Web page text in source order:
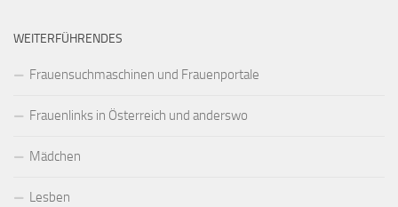
WEITERFÜHRENDES
Frauensuchmaschinen und Frauenportale
Frauenlinks in Österreich und anderswo
Mädchen
Lesben